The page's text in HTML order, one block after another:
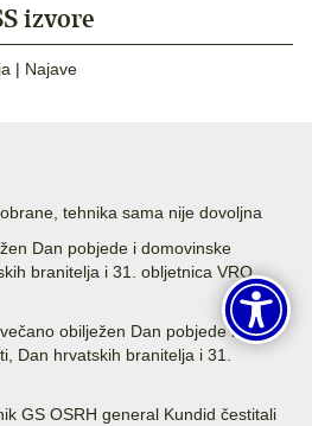
izvore
| Najave
tehnika sama nije dovoljna
Dan pobjede i domovinske
branitelja i 31. obljetnica VRO
obilježen Dan pobjede i
Dan hrvatskih branitelja i 31.
GS OSRH general Kundid čestitali